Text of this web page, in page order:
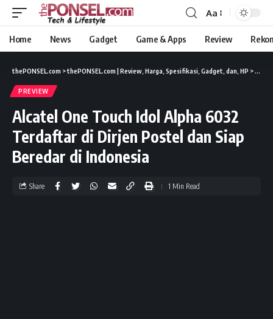
Aa
Home News Gadget Game & Apps Review
thePONSEL.com >thePONSEL.com | Review, Harga, Spesifikasi, Gadget, dan, HP >
PREVIEW
Alcatel One Touch Idol Alpha 6032
Terdaftar di Dirjen Postel dan Siap
Beredar di Indonesia
Share 1 Min Read